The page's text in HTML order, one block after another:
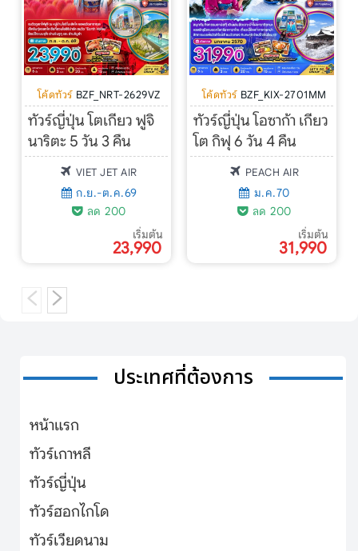
โค้ดทัวร์ BZF_NRT-2629VZ
ทัวร์ญี่ปุ่น โตเกียว ฟูจิ
นาริตะ 5 วัน 3 คืน
VIET JET AIR
ก.ย.-ต.ค.69
ลด 200
เริ่มต้น
23,990
โค้ดทัวร์ BZF_KIX-2701MM
ทัวร์ญี่ปุ่น โอซาก้า เกียว
โต กิฟุ 6 วัน 4 คืน
PEACH AIR
ม.ค.70
ลด 200
เริ่มต้น
31,990
ประเทศที่ต้องการ
หน้าแรก
ทัวร์เกาหลี
ทัวร์ญี่ปุ่น
ทัวร์ฮอกไกโด
ทัวร์เวียดนาม